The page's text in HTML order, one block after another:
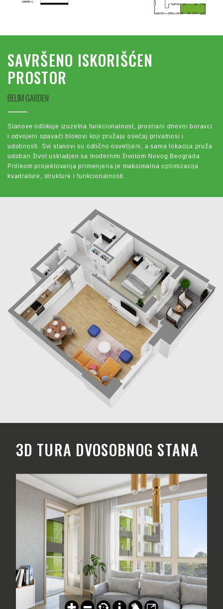
SAVRŠENO ISKORIŠĆEN
PROSTOR
BELIM GARDEN
Stanove odlikuje izuzetna funkcionalnost, prostrani dnevni boravci
i odvojeni spavaći blokovi koji pružaju osećaj privatnosi i
udobnosti. Svi stanovi su odlično osvetljeni, a sama lokacija pruža
udoban život uskladjen sa modernim životom Novog Beograda.
Prilikom projektovanja primenjena je maksimalna optimizacija
kvadrature, strukture i funkcionalnosti.
3D TURA DVOSOBNOG STANA